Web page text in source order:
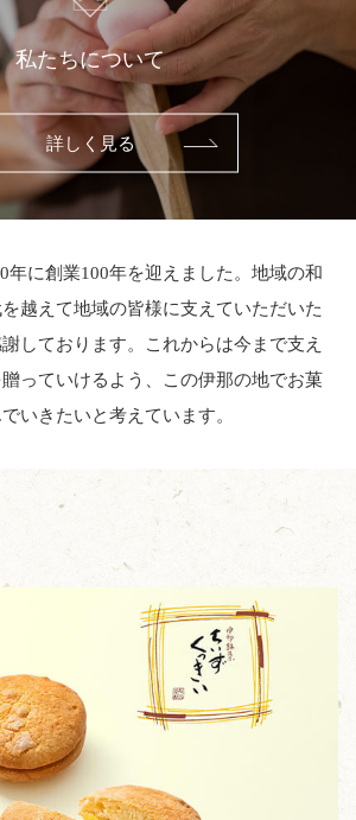
年に創業100年を迎えました。地域の和
越えて地域の皆様に支えていただいた
しております。これからは今まで支え
っていけるよう、この伊那の地でお菓
いきたいと考えています。
私たちについて
詳しく見る